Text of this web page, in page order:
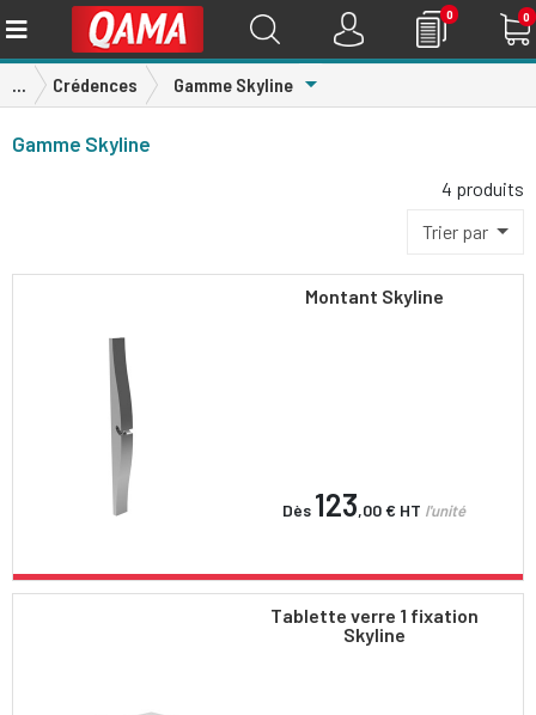
0 0
... Crédences Gamme Skyline Toggle Dropdown
Gamme Skyline
4 produits
Trier par
Montant Skyline
Dès 123,00 € HT l'unité
Tablette verre 1 fixation
Skyline